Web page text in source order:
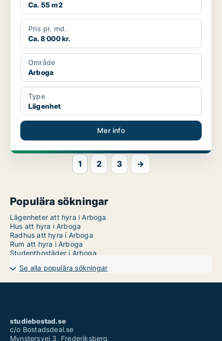
Ca. 55 m2
Pris pr. md.
Ca. 8 000 kr.
Område
Arboga
Type
Lägenhet
Mer info
1 2 3 →
Populära sökningar
Lägenheter att hyra i Arboga
Hus att hyra i Arboga
Radhus att hyra i Arboga
Rum att hyra i Arboga
Studentbostäder i Arboga
Se alla populära sökningar
studiebostad.se
c/o Bostadsdeal.se
Mynstersvej 3, Frederiksberg